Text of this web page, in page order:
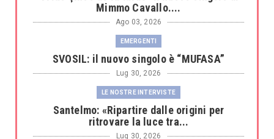
Mimmo Cavallo....
Ago 03, 2026
EMERGENTI
SVOSIL: il nuovo singolo è “MUFASA”
Lug 30, 2026
LE NOSTRE INTERVISTE
Santelmo: «Ripartire dalle origini per
ritrovare la luce tra...
Lug 30, 2026